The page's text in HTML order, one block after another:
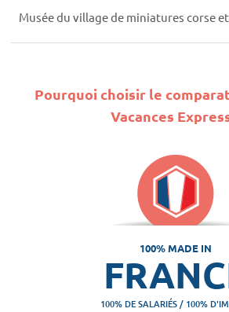
Musée du village de miniatures corse
Pourquoi choisir le
Vacances
100% MADE IN
100% DE SALARIÉS / 100%